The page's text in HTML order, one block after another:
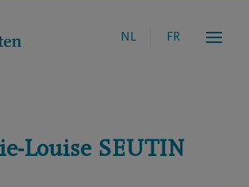
NL FR
Louise SEUTIN